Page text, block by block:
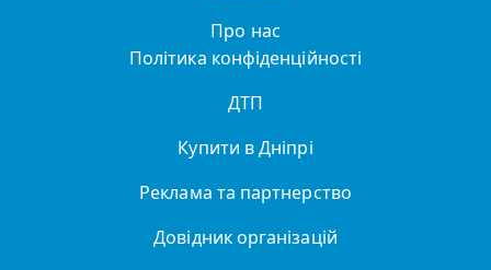
Про нас
Політика конфіденційності
ДТП
Купити в Дніпрі
Реклама та партнерство
Довідник організацій